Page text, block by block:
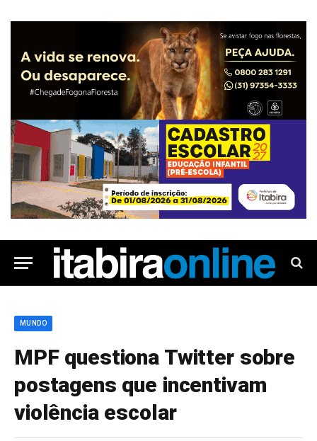
MUNDO
MPF questiona Twitter sobre
postagens que incentivam
violência escolar